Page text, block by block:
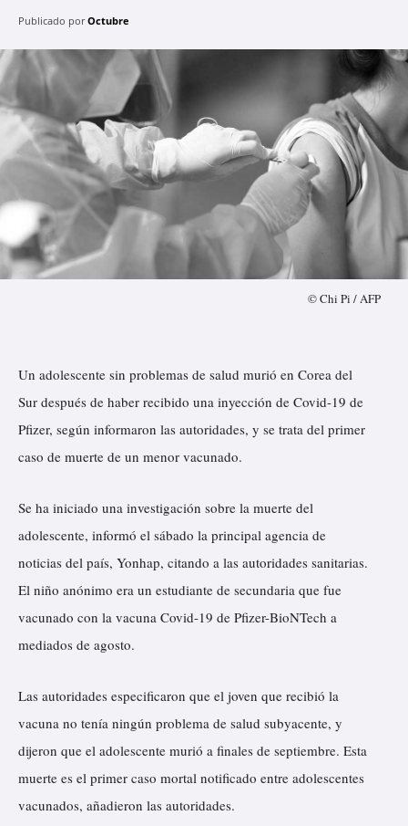
Publicado por Octubre
© Chi Pi / AFP
Un adolescente sin problemas de salud murió en Corea del
Sur después de haber recibido una inyección de Covid-19 de
Pfizer, según informaron las autoridades, y se trata del primer
caso de muerte de un menor vacunado.
Se ha iniciado una investigación sobre la muerte del
adolescente, informó el sábado la principal agencia de
noticias del país, Yonhap, citando a las autoridades sanitarias.
El niño anónimo era un estudiante de secundaria que fue
vacunado con la vacuna Covid-19 de Pfizer-BioNTech a
mediados de agosto.
Las autoridades especificaron que el joven que recibió la
vacuna no tenía ningún problema de salud subyacente, y
dijeron que el adolescente murió a finales de septiembre. Esta
muerte es el primer caso mortal notificado entre adolescentes
vacunados, añadieron las autoridades.